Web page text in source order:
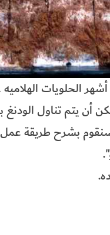
الحلويات الهلاميه
أن يتم تناول الودنغ
بشرح طريقة عمل